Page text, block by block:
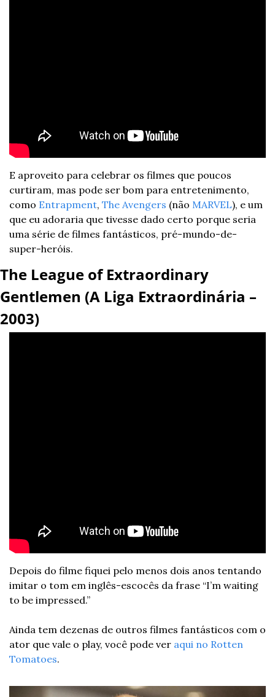
E aproveito para celebrar os filmes que poucos
curtiram, mas pode ser bom para entretenimento,
como Entrapment, The Avengers (não MARVEL), e um
que eu adoraria que tivesse dado certo porque seria
uma série de filmes fantásticos, pré-mundo-de-
super-heróis.
The League of Extraordinary
Gentlemen (A Liga Extraordinária –
2003)
Depois do filme fiquei pelo menos dois anos tentando
imitar o tom em inglês-escocês da frase “I’m waiting
to be impressed.”
Ainda tem dezenas de outros filmes fantásticos com o
ator que vale o play, você pode ver aqui no Rotten
Tomatoes.